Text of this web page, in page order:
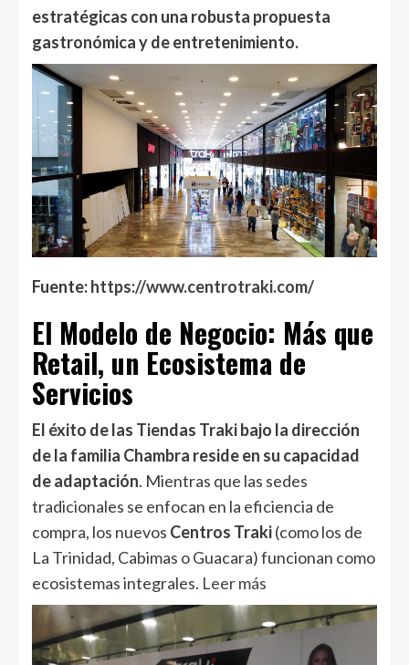
estratégicas con una robusta propuesta
gastronómica y de entretenimiento.
Fuente:https://www.centrotraki.com/
El Modelo de Negocio: Más que
Retail, un Ecosistema de
Servicios
El éxito de las Tiendas Traki bajo la dirección
de la familia Chambra reside en su capacidad
de adaptación. Mientras que las sedes
tradicionales se enfocan en la eficiencia de
compra, los nuevos Centros Traki(como los de
La Trinidad, Cabimas o Guacara) funcionan como
ecosistemas integrales. Leer más